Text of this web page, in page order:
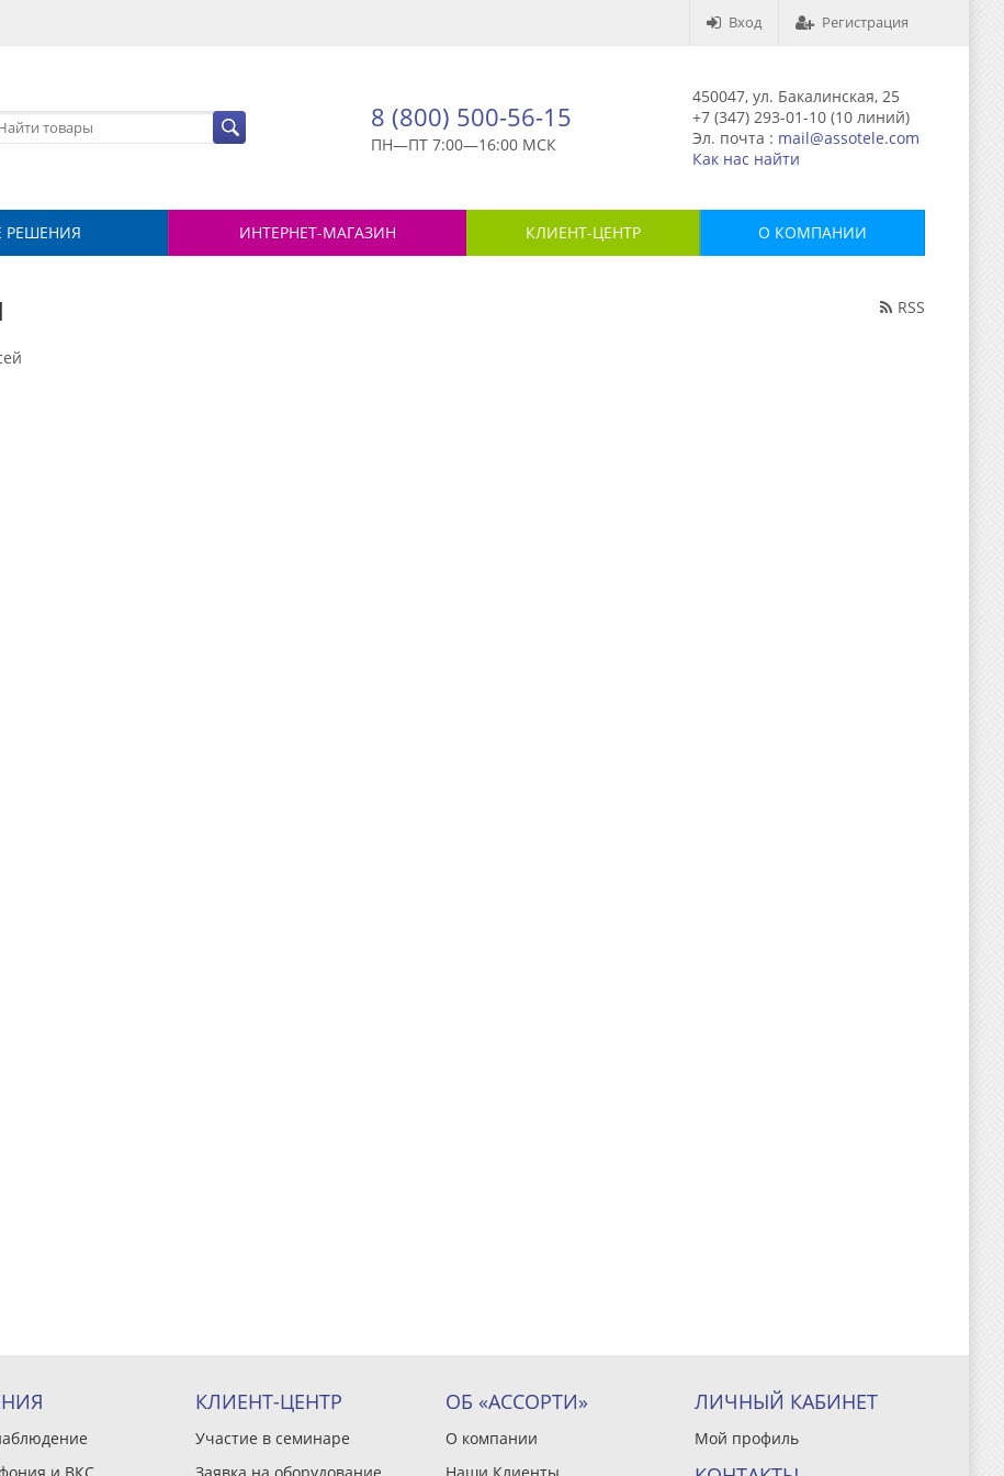
Вход Регистрация
8 (800) 500-56-15
ПН—ПТ 7:00—16:00 МСК
450047, ул. Бакалинская, 25
+7 (347) 293-01-10 (10 линий)
Эл. почта : mail@assotele.com
Как нас найти
РЕШЕНИЯ ИНТЕРНЕТ-МАГАЗИН КЛИЕНТ-ЦЕНТР О КОМПАНИИ
RSS
КЛИЕНТ-ЦЕНТР
Участие в семинаре
ОБ «АССОРТИ»
О компании
ЛИЧНЫЙ КАБИНЕТ
Мой профиль